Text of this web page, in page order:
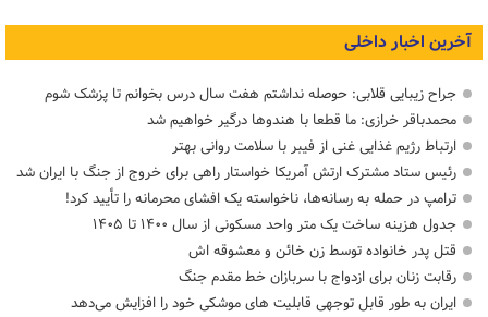
آخرین اخبار داخلی
جراح زیبایی قلابی: حوصله نداشتم هفت سال درس بخوانم تا پزشک شوم
محمدباقر خرازی: ما قطعا با هندوها درگیر خواهیم شد
ارتباط رژیم غذایی غنی از فیبر با سلامت روانی بهتر
رئیس ستاد مشترک ارتش آمریکا خواستار راهی برای خروج از جنگ با ایران شد
ترامپ در حمله‌ به رسانه‌ها، ناخواسته یک افشای محرمانه را تأیید کرد!
جدول هزینه ساخت یک متر واحد مسکونی از سال ۱۴۰۰ تا ۱۴۰۵
قتل پدر خانواده توسط زن خائن و معشوقه اش
رقابت زنان برای ازدواج با سربازان خط مقدم جنگ
ایران به طور قابل توجهی قابلیت های موشکی خود را افزایش می‌دهد